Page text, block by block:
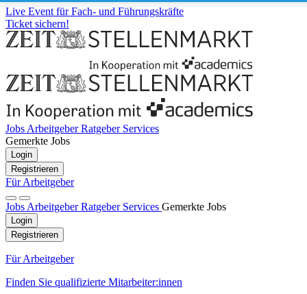
Live Event für Fach- und Führungskräfte
Ticket sichern!
Jobs ArbeitgeberRatgeber Services
Gemerkte Jobs
Login
Registrieren
Für Arbeitgeber
Jobs ArbeitgeberRatgeber Services Gemerkte Jobs
Login
Registrieren
Für Arbeitgeber
Finden Sie qualifizierte Mitarbeiter:innen